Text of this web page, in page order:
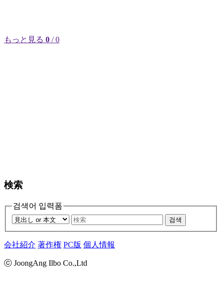
もっと見る 0 / 0
検索
검색어 입력폼
검색
会社紹介 著作権 PC版 個人情報
ⓒ JoongAng Ilbo Co.,Ltd